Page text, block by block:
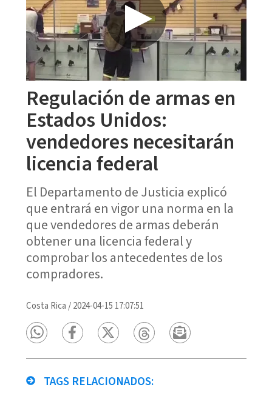
Regulación de armas en
Estados Unidos:
vendedores necesitarán
licencia federal
El Departamento de Justicia explicó
que entrará en vigor una norma en la
que vendedores de armas deberán
obtener una licencia federal y
comprobar los antecedentes de los
compradores.
Costa Rica /2024-04-15 17:07:51
TAGS RELACIONADOS: